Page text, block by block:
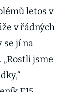
letos v
v řádných
se jí na
jsme